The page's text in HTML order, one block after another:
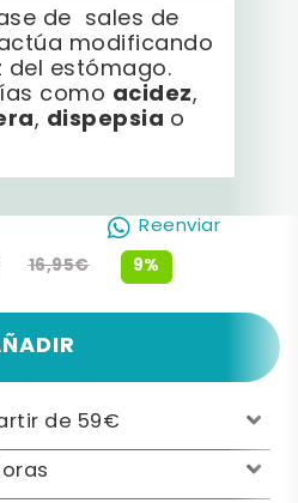
de sales de
modificando
del estómago.
como acidez,
, dispepsia o
Reenviar
9%
16,95€
de 59€